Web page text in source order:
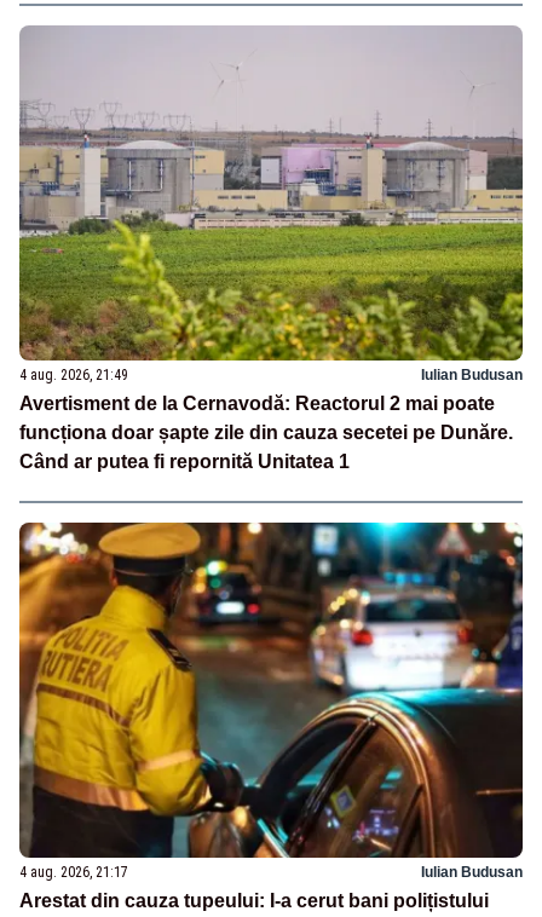
4 aug. 2026, 21:49 Iulian Budusan
Avertisment de la Cernavodă: Reactorul 2 mai poate
funcționa doar șapte zile din cauza secetei pe Dunăre.
Când ar putea fi repornită Unitatea 1
4 aug. 2026, 21:17 Iulian Budusan
Arestat din cauza tupeului: I-a cerut bani polițistului